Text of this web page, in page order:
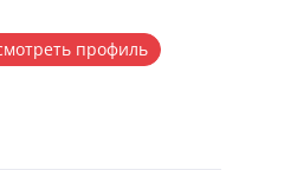
профиль